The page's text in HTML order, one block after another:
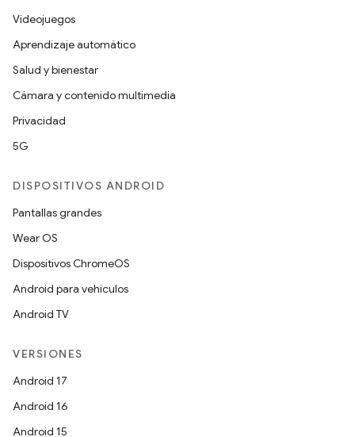
Videojuegos
Aprendizaje automático
Salud y bienestar
Cámara y contenido multimedia
Privacidad
5G
DISPOSITIVOS ANDROID
Pantallas grandes
Wear OS
Dispositivos ChromeOS
Android para vehículos
Android TV
VERSIONES
Android 17
Android 16
Android 15